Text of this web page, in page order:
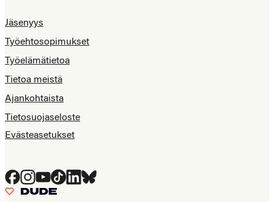
Jäsenyys
Työehtosopimukset
Työelämätietoa
Tietoa meistä
Ajankohtaista
Tietosuojaseloste
Evästeasetukset
Facebook
Instagram
YouTube
TiktokLinkedIn
Bluesky